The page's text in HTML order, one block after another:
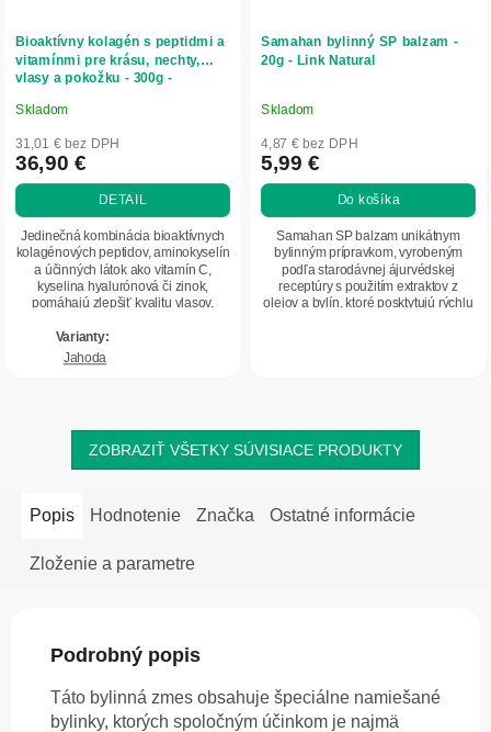
Bioaktívny kolagén s peptidmi a
vitamínmi pre krásu, nechty,
vlasy a pokožku - 300g -
Priemerné
hodnotenie
produktu
je
5
hviezdičiek.
Skladom
31,01 € bez DPH
36,90 €
DETAIL
Jedinečná kombinácia bioaktívnych
kolagénových peptidov, aminokyselín
a účinných látok ako vitamín C,
kyselina hyalurónová či zinok,
pomáhajú zlepšiť kvalitu vlasov,
Jahoda
Samahan bylinný SP balzam -
20g - Link Natural
Priemerné
hodnotenie
produktu
je
hviezdičiek.
Skladom
4,87 € bez DPH
5,99 €
Do košíka
Samahan SP balzam unikátnym
bylinným prípravkom, vyrobeným
podľa starodávnej ájurvédskej
receptúry s použitím extraktov z
olejov a bylín, ktoré posktytujú rýchlu
ZOBRAZIŤ VŠETKY SÚVISIACE PRODUKTY
Popis Hodnotenie Značka Ostatné informácie
Zloženie a parametre
Podrobný popis
Táto bylinná zmes obsahuje špeciálne namiešané
bylinky, ktorých spoločným účinkom je najmä